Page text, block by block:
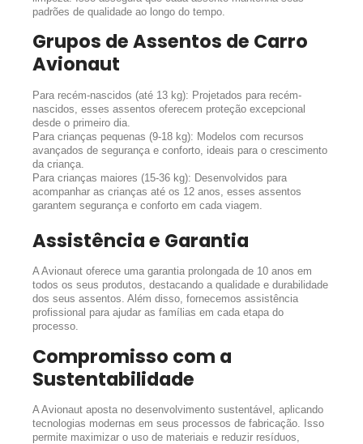
padrões de qualidade ao longo do tempo.
Grupos de Assentos de Carro
Avionaut
Para recém-nascidos (até 13 kg): Projetados para recém-
nascidos, esses assentos oferecem proteção excepcional
desde o primeiro dia.
Para crianças pequenas (9-18 kg): Modelos com recursos
avançados de segurança e conforto, ideais para o crescimento
da criança.
Para crianças maiores (15-36 kg): Desenvolvidos para
acompanhar as crianças até os 12 anos, esses assentos
garantem segurança e conforto em cada viagem.
Assistência e Garantia
A Avionaut oferece uma garantia prolongada de 10 anos em
todos os seus produtos, destacando a qualidade e durabilidade
dos seus assentos. Além disso, fornecemos assistência
profissional para ajudar as famílias em cada etapa do
processo.
Compromisso com a
Sustentabilidade
A Avionaut aposta no desenvolvimento sustentável, aplicando
tecnologias modernas em seus processos de fabricação. Isso
permite maximizar o uso de materiais e reduzir resíduos,